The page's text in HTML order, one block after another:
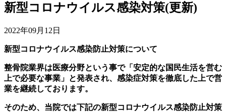
新型コロナウイルス感染対策(更新)
2022年09月12日
新型コロナウイルス感染防止対策について
整骨院業界は医療分野という事で「安定的な国民生活を営む
上で必要な事業」と発表され、感染症対策を徹底した上で営
業を継続しております。
そのため、当院では下記の新型コロナウイルス感染防止対策